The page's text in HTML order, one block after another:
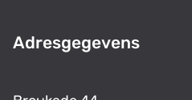
Adresgegevens